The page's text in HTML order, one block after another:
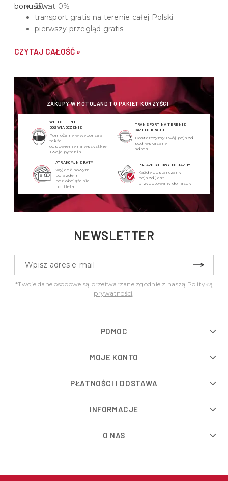
bonusów:20 rat 0%
transport gratis na terenie całej Polski
pierwszy przegląd gratis
CZYTAJ CAŁOŚĆ »
ZAKUPY W MOTOLAND TO PAKIET KORZYŚCI
WIELOLETNIE
DOŚWIADCZENIE
Pomożemy w wyborze a
także
odpowiemy na wszystkie
Twoje pytania
TRANSPORT NA TERENIE
CAŁEGO KRAJU
Dostarczymy Twój pojazd
pod wskazany
adres
ATRAKCYJNE RATY
Wyjedź nowym
pojazdem
bez obciążania
portfela!
POJAZD GOTOWY DO JAZDY
Każdy dostarczany
pojazd jest
przygotowany do jazdy
NEWSLETTER
*Twoje dane osobowe są przetwarzane zgodnie z naszą Polityką
prywatności
POMOC
MOJE KONTO
PŁATNOŚCI I DOSTAWA
INFORMACJE
O NAS